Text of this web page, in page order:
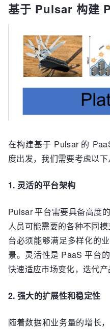
基于 Pulsar 构建
在构建基于 Pulsar 的
度出发，我们需要考虑以下
1. 灵活的平台架构
Pulsar 平台需要具备高度
人员可能需要的各种不同
台必须能够满足多样化的
景。灵活性是 PaaS 平台
快速适应市场变化，迭代产
2. 强大的扩展性和稳定性
随着数据和业务量的增长